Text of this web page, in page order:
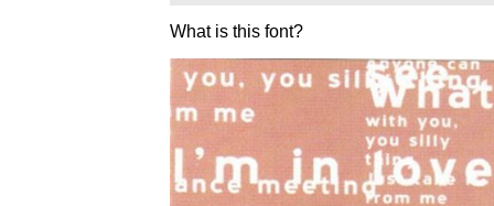
What is this font?